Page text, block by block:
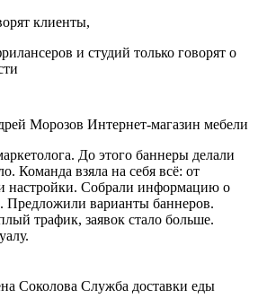
клиенты,
и студий только говорят о
Морозов Интернет‑магазин мебели
До этого баннеры делали
Команда взяла на себя всё: от
настройки. Собрали информацию о
Предложили варианты баннеров.
трафик, заявок стало больше.
Соколова Служба доставки еды